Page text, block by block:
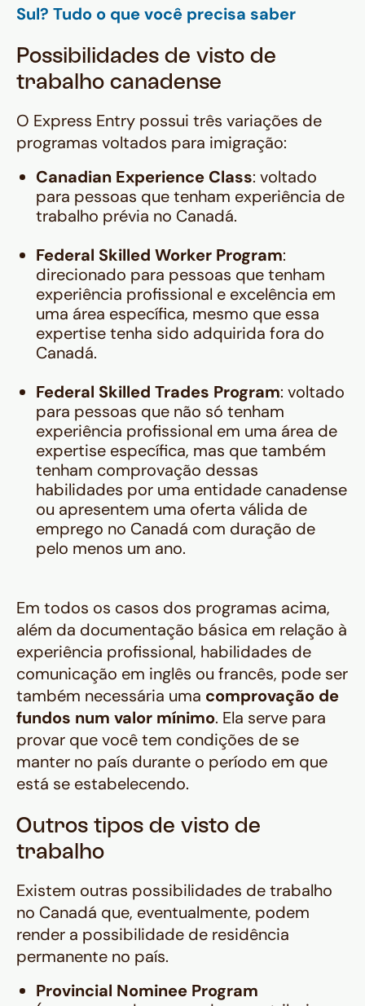
Sul? Tudo o que você precisa saber
Possibilidades de visto de
trabalho canadense
O Express Entry possui três variações de
programas voltados para imigração:
Canadian Experience Class: voltado
para pessoas que tenham experiência de
trabalho prévia no Canadá.
Federal Skilled Worker Program:
direcionado para pessoas que tenham
experiência profissional e excelência em
uma área específica, mesmo que essa
expertise tenha sido adquirida fora do
Canadá.
Federal Skilled Trades Program: voltado
para pessoas que não só tenham
experiência profissional em uma área de
expertise específica, mas que também
tenham comprovação dessas
habilidades por uma entidade canadense
ou apresentem uma oferta válida de
emprego no Canadá com duração de
pelo menos um ano.
Em todos os casos dos programas acima,
além da documentação básica em relação à
experiência profissional, habilidades de
comunicação em inglês ou francês, pode ser
também necessária uma comprovação de
fundos num valor mínimo. Ela serve para
provar que você tem condições de se
manter no país durante o período em que
está se estabelecendo.
Outros tipos de visto de
trabalho
Existem outras possibilidades de trabalho
no Canadá que, eventualmente, podem
render a possibilidade de residência
permanente no país.
Provincial Nominee Program